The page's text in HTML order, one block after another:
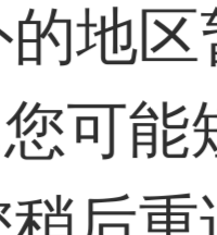
域，
察 ·
地区
可能